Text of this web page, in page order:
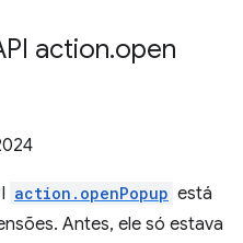
action.open
action.openPopup está
Antes, ele só estava